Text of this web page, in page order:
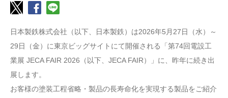
日本製鉄株式会社（以下、日本製鉄）は2026年5月27日（水）～
29日（金）に東京ビッグサイトにて開催される「第74回電設工
業展 JECA FAIR 2026（以下、JECA FAIR）」に、昨年に続き出
展します。
お客様の塗装工程省略・製品の長寿命化を実現する製品をご紹介